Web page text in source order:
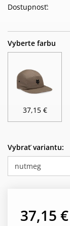
Dostupnosť:
Vyberte farbu
37,15 €
Vybrať variantu:
nutmeg
37,15 €